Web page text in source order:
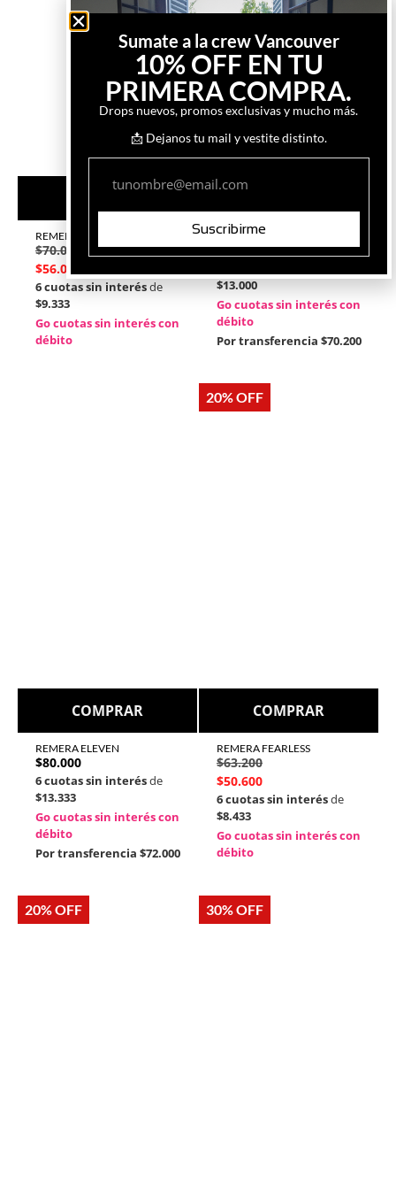
REMERA STRIKER
$70.000
$56.000
6 cuotas sin interésde
$9.333
Go cuotas sin interés con
débito
REMERA HOUSE PANEL
$78.000
$13.000
Go cuotas sin interés con
débito
Por transferencia $70.200
COMPRAR
REMERA ELEVEN
$80.000
6 cuotas sin interésde
$13.333
Go cuotas sin interés con
débito
Por transferencia $72.000
20% OFF
COMPRAR
REMERA FEARLESS
$63.200
$50.600
6 cuotas sin interésde
$8.433
Go cuotas sin interés con
débito
20% OFF 30% OFF
Sumate a la crew Vancouver
10% OFF EN TU
PRIMERA COMPRA.
Drops nuevos, promos exclusivas y mucho más.
📩 Dejanos tu mail y vestite distinto.
Suscribirme